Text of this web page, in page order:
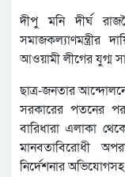
দীপু মনি দীর্ঘ
সমাজকল্যাণমন্ত্রীর
আওয়ামী লীগের যুগ্ম
ছাত্র-জনতার
সরকারের পতনের
বারিধারা এলাকা
মানবতাবিরোধী
নির্দেশনার